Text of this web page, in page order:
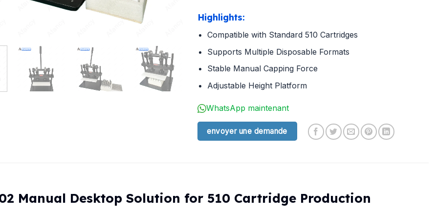
Highlights:
Compatible with Standard 510 Cartridges
Supports Multiple Disposable Formats
Stable Manual Capping Force
Adjustable Height Platform
WhatsApp maintenant
envoyer une demande
Manual Desktop Solution for 510 Cartridge Production